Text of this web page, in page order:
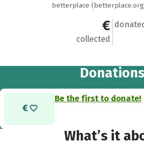
betterplace (betterplace.org
€0
collected
0
Donations
Be the first to donate!
What’s it